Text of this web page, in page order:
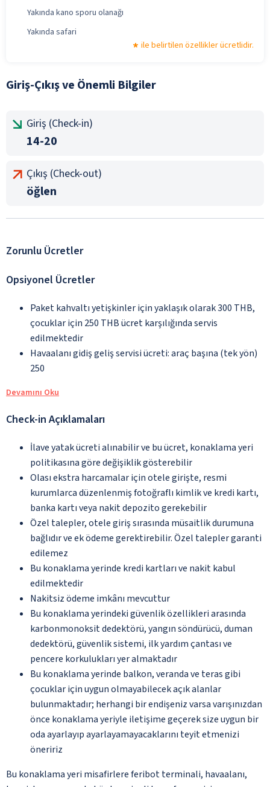
Yakında kano sporu olanağı
Yakında safari
ile belirtilen özellikler ücretlidir.
Giriş-Çıkış ve Önemli Bilgiler
Giriş (Check-in)
14-20
Çıkış (Check-out)
öğlen
Zorunlu Ücretler
Opsiyonel Ücretler
Paket kahvaltı yetişkinler için yaklaşık olarak 300 THB,
çocuklar için 250 THB ücret karşılığında servis
edilmektedir
Havaalanı gidiş geliş servisi ücreti: araç başına (tek yön)
250
Devamını Oku
Check-in Açıklamaları
İlave yatak ücreti alınabilir ve bu ücret, konaklama yeri
politikasına göre değişiklik gösterebilir
Olası ekstra harcamalar için otele girişte, resmi
kurumlarca düzenlenmiş fotoğraflı kimlik ve kredi kartı,
banka kartı veya nakit depozito gerekebilir
Özel talepler, otele giriş sırasında müsaitlik durumuna
bağlıdır ve ek ödeme gerektirebilir. Özel talepler garanti
edilemez
Bu konaklama yerinde kredi kartları ve nakit kabul
edilmektedir
Nakitsiz ödeme imkânı mevcuttur
Bu konaklama yerindeki güvenlik özellikleri arasında
karbonmonoksit dedektörü, yangın söndürücü, duman
dedektörü, güvenlik sistemi, ilk yardım çantası ve
pencere korkulukları yer almaktadır
Bu konaklama yerinde balkon, veranda ve teras gibi
çocuklar için uygun olmayabilecek açık alanlar
bulunmaktadır; herhangi bir endişeniz varsa varışınızdan
önce konaklama yeriyle iletişime geçerek size uygun bir
oda ayarlayıp ayarlayamayacaklarını teyit etmenizi
öneririz
Bu konaklama yeri misafirlere feribot terminali, havaalanı,